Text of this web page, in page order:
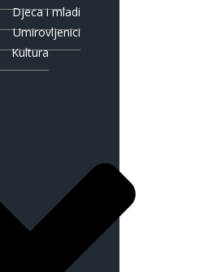
Djeca i mladi
Umirovljenici
Kultura